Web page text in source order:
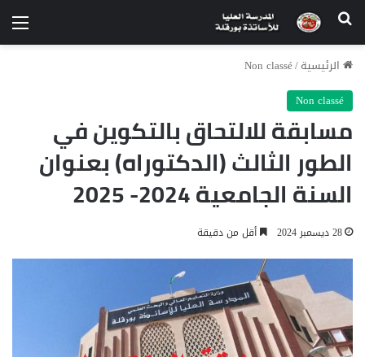
الرئيسية/
Non classé
Non classé
مسابقة للالتحاق بالتكوين في
الطور الثالث (الدكتوراه) بعنوان
السنة الجامعية 2024- 2025
28 ديسمبر 2024 أقل من دقيقة